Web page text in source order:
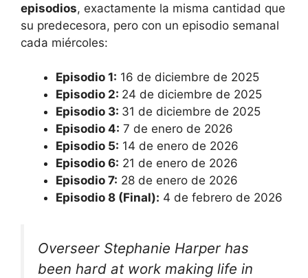
episodios, exactamente la misma cantidad que
su predecesora, pero con un episodio semanal
cada miércoles:
Episodio 1: 16 de diciembre de 2025
Episodio 2: 24 de diciembre de 2025
Episodio 3: 31 de diciembre de 2025
Episodio 4: 7 de enero de 2026
Episodio 5: 14 de enero de 2026
Episodio 6: 21 de enero de 2026
Episodio 7: 28 de enero de 2026
Episodio 8 (Final): 4 de febrero de 2026
Overseer Stephanie Harper has
been hard at work making life in